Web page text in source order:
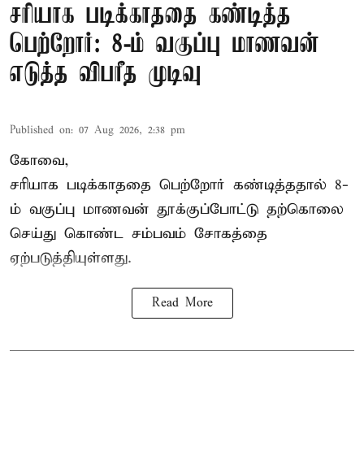
சரியாக படிக்காததை கண்டித்த
பெற்றோர்: 8-ம் வகுப்பு மாணவன்
எடுத்த விபரீத முடிவு
Published on: 07 Aug 2026, 2:38 pm
கோவை,
சரியாக படிக்காததை பெற்றோர் கண்டித்ததால் 8-
ம் வகுப்பு மாணவன் தூக்குப்போட்டு தற்கொலை
செய்து கொண்ட சம்பவம் சோகத்தை
ஏற்படுத்தியுள்ளது.
Read More